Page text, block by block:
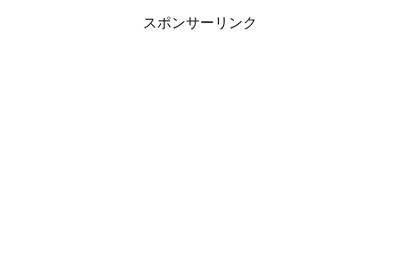
スポンサーリンク